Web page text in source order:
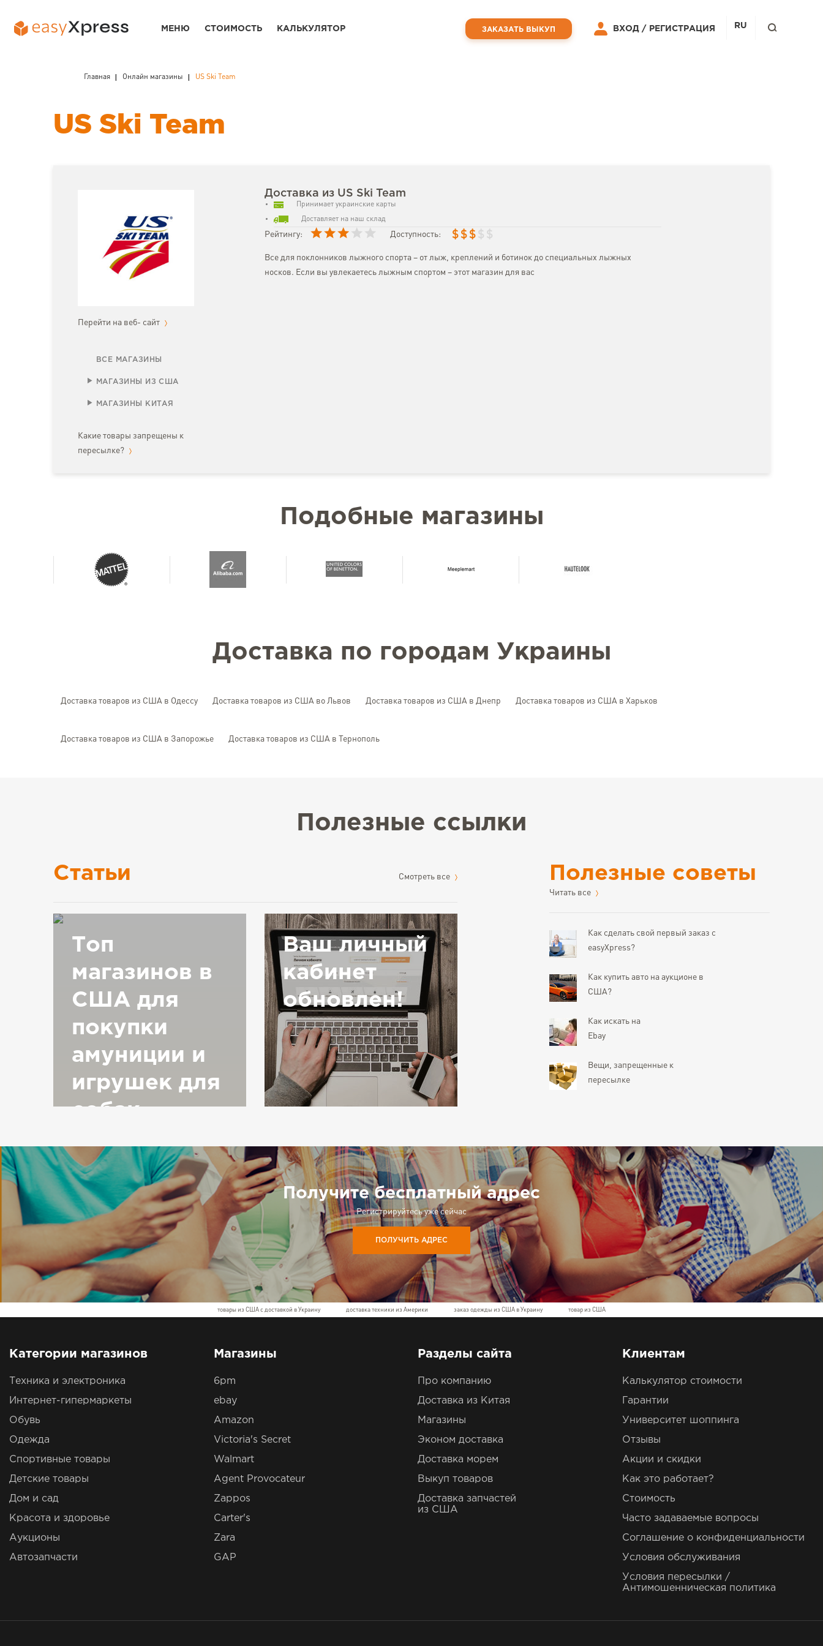
US Ski Team
Главная Онлайн магазины US Ski Team
Перейти на веб- сайт
ВСЕ МАГАЗИНЫ
МАГАЗИНЫ ИЗ США
МАГАЗИНЫ КИТАЯ
Какие товары запрещены к
пересылке?
Доставка из US Ski Team
Принимает украинские карты
Доставляет на наш склад
Рейтингу: Доступность: $ $ $ $ $
Все для поклонников лыжного спорта – от лыж, креплений и ботинок до специальных лыжных
носков. Если вы увлекаетесь лыжным спортом – этот магазин для вас
Подобные магазины
Доставка по городам Украины
Доставка товаров из США в Одессу Доставка товаров из США во Львов Доставка товаров из США в Днепр Доставка товаров из США в Харьков
Доставка товаров из США в Запорожье Доставка товаров из США в Тернополь
Полезные ссылки
Статьи Cмотреть все
Топ
магазинов в
США для
покупки
амуниции и
игрушек для
собак
Ваш личный
кабинет
обновлен!
Полезные советы
Читать все
Как сделать свой первый заказ с
easyXpress?
Как купить авто на аукционе в
США?
Как искать на
Ebay
Вещи, запрещенные к
пересылке
Получите бесплатный адрес
Регистрируйтесь уже сейчас
ПОЛУЧИТЬ АДРЕС
МЕНЮ СТОИМОСТЬ КАЛЬКУЛЯТОР ЗАКАЗАТЬ ВЫКУП ВХОД / РЕГИСТРАЦИЯ RU
товары из США с доставкой в Украину доставка техники из Америки заказ одежды из США в Украину товар из США
Категории магазинов
Техника и электроника
Интернет-гипермаркеты
Обувь
Одежда
Спортивные товары
Детские товары
Дом и сад
Красота и здоровье
Аукционы
Автозапчасти
Магазины
6pm
ebay
Amazon
Victoria's Secret
Walmart
Agent Provocateur
Zappos
Carter's
Zara
GAP
Разделы сайта
Про компанию
Доставка из Китая
Магазины
Эконом доставка
Доставка морем
Выкуп товаров
Доставка запчастей
из США
Клиентам
Калькулятор стоимости
Гарантии
Университет шоппинга
Отзывы
Акции и скидки
Как это работает?
Стоимость
Часто задаваемые вопросы
Соглашение о конфиденциальности
Условия обслуживания
Условия пересылки /
Антимошенническая политика